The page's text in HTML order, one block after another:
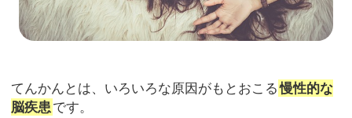
てんかんとは、いろいろな原因がもとおこる 慢性的な
脳疾患 です。